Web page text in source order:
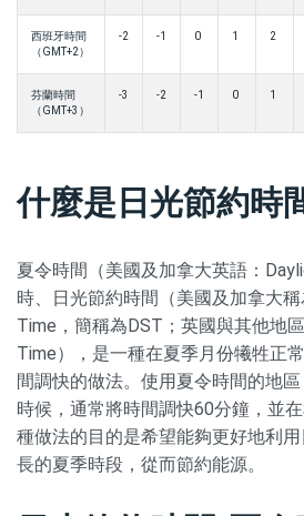
西班牙時間
（GMT+2）
-2 -1 0 1 2
芬蘭時間
（GMT+3）
-3 -2 -1 0 1
什麼是日光節約時
夏令時間（美國及加拿大英語：
時、日光節約時間（美國及加拿大
Time，簡稱為DST；英國與其他地
Time），是一種在夏季月份犧牲正
間調快的做法。使用夏令時間的地
時候，通常將時間調快60分鐘，並
種做法的目的是希望能夠更好地利
長的夏季時段，從而節約能源。